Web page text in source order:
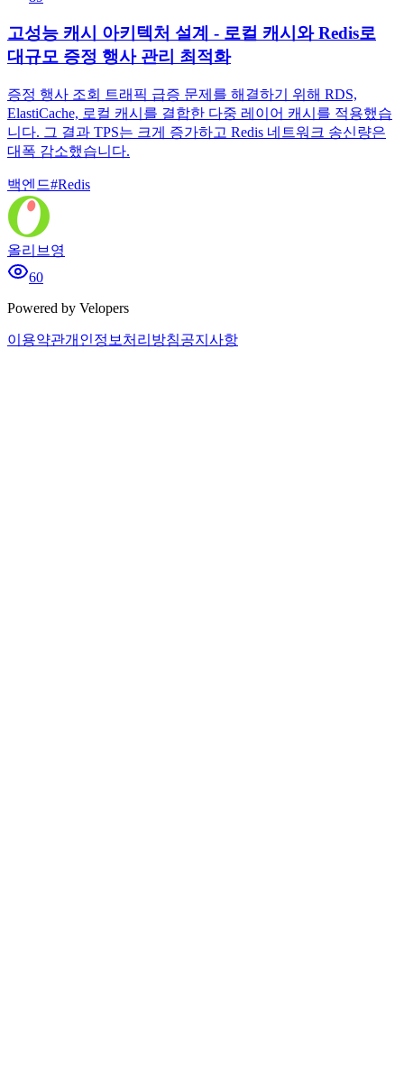
고성능 캐시 아키텍처 설계 - 로컬 캐시와 Redis로
대규모 증정 행사 관리 최적화
증정 행사 조회 트래픽 급증 문제를 해결하기 위해 RDS,
ElastiCache, 로컬 캐시를 결합한 다중 레이어 캐시를 적용했습
니다. 그 결과 TPS는 크게 증가하고 Redis 네트워크 송신량은
대폭 감소했습니다.
백엔드#Redis
올리브영
60
Powered by Velopers
이용약관개인정보처리방침공지사항